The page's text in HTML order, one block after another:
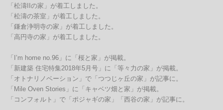
「松濤IIの家」が着工しました。
「松濤の茶室」が着工しました。
「鎌倉浄明寺の家」が着工しました。
「高円寺の家」が着工しました。
「I’m home no.96」に「桜と家」が掲載。
「新建築 住宅特集2018年5月号」に「等々力の家」が掲載。
「オトナリノベーション」で「つつじヶ丘の家」が記事に。
「Mile Oven Stories」に「キャベツ畑と家」が掲載。
「コンフォルト」で「ポジャギの家」「西谷の家」が記事に。